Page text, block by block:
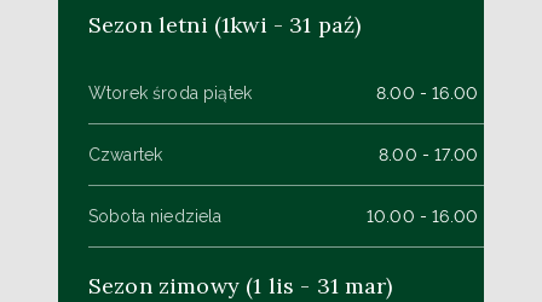
Sezon letni (1kwi - 31 paź)
Wtorek środa piątek 8.00 - 16.00
Czwartek 8.00 - 17.00
Sobota niedziela 10.00 - 16.00
Sezon zimowy (1 lis - 31 mar)